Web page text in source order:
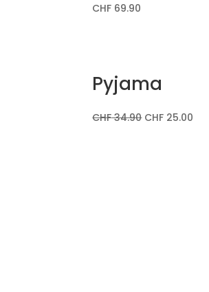
CHF 69.90
Pyjama
CHF34.90 CHF 25.00